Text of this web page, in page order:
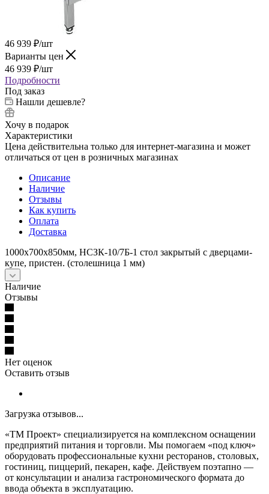
46 939 ₽/шт
Варианты цен
46 939 ₽/шт
Подробности
Под заказ
Нашли дешевле?
Хочу в подарок
Характеристики
Цена действительна только для интернет-магазина и может
отличаться от цен в розничных магазинах
Описание
Наличие
Отзывы
Как купить
Оплата
Доставка
1000х700х850мм, НСЗК-10/7Б-1 стол закрытый с дверцами-
купе, пристен. (столешница 1 мм)
Наличие
Отзывы
Нет оценок
Оставить отзыв
Загрузка отзывов...
«ТМ Проект» специализируется на комплексном оснащении
предприятий питания и торговли. Мы помогаем «под ключ»
оборудовать профессиональные кухни ресторанов, столовых,
гостиниц, пиццерий, пекарен, кафе. Действуем поэтапно —
от консультации и анализа гастрономического формата до
ввода объекта в эксплуатацию.